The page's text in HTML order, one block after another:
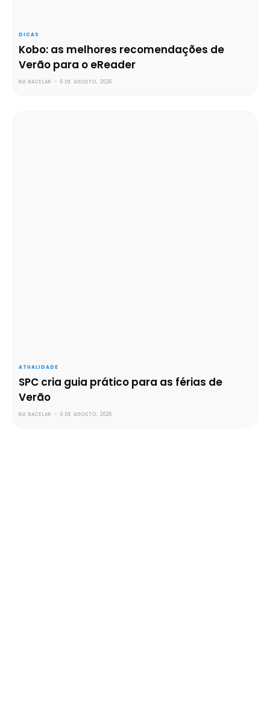
DICAS
Kobo: as melhores recomendações de
Verão para o eReader
RUI BACELAR - 6 DE AGOSTO, 2026
ATUALIDADE
SPC cria guia prático para as férias de
Verão
RUI BACELAR - 6 DE AGOSTO, 2026